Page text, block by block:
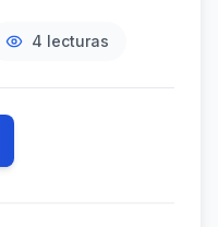
4 lecturas